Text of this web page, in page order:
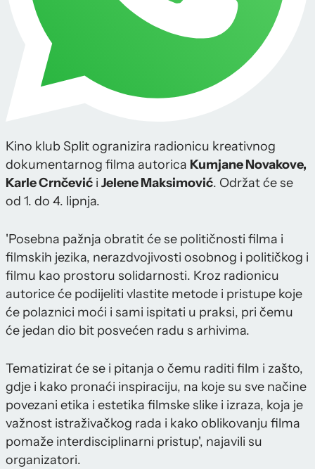
Kino klub Split ogranizira radionicu kreativnog
dokumentarnog filma autorica Kumjane Novakove,
Karle Crnčević i Jelene Maksimović. Održat će se
od 1. do 4. lipnja.
'Posebna pažnja obratit će se političnosti filma i
filmskih jezika, nerazdvojivosti osobnog i političkog i
filmu kao prostoru solidarnosti. Kroz radionicu
autorice će podijeliti vlastite metode i pristupe koje
će polaznici moći i sami ispitati u praksi, pri čemu
će jedan dio bit posvećen radu s arhivima.
Tematizirat će se i pitanja o čemu raditi film i zašto,
gdje i kako pronaći inspiraciju, na koje su sve načine
povezani etika i estetika filmske slike i izraza, koja je
važnost istraživačkog rada i kako oblikovanju filma
pomaže interdisciplinarni pristup', najavili su
organizatori.